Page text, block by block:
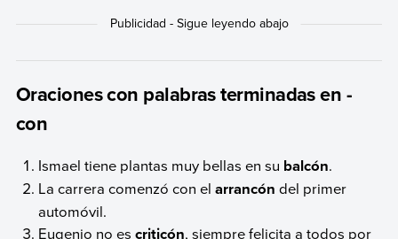
Oraciones con palabras terminadas en -
con
Ismael tiene plantas muy bellas en su balcón.
La carrera comenzó con elarrancón del primer
automóvil.
Eugenio no es criticón, siempre felicita a todos por